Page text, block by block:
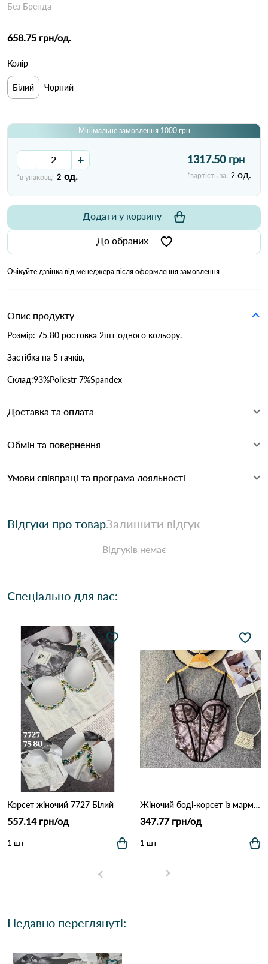
Без Бренда
658.75 грн/од.
Колір
Білий Чорний
Мінімальне замовлення 1000 грн
- +
*в упаковці 2 од.
1317.50 грн
*вартість за: 2 од.
До обраних
Додати у корзину
Очікуйте дзвінка від менеджера після оформлення замовлення
Опис продукту
Розмір: 75 80 ростовка 2шт одного кольору.
Застібка на 5 гачків,
Склад:93%Poliestr 7%Spandex
Доставка та оплата
Обмін та повернення
Умови співпраці та програма лояльності
Відгуки про товарЗалишити відгук
Відгуків немає
Спеціально для вас:
Корсет жіночий 7727 Білий
557.14 грн/од
1 шт
Жіночий боді-корсет із мармуровим принтом 9925 Сіро-фіолетовий
347.77 грн/од
1 шт
Недавно переглянуті: